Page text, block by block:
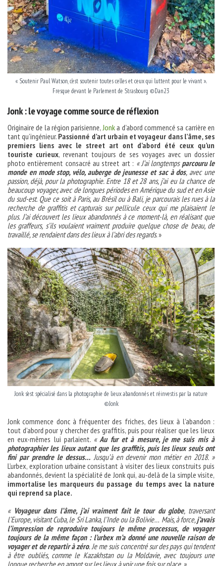
« Soutenir Paul Watson, c’est soutenir toutes celles et ceux qui luttent pour le vivant ».
Fresque devant le Parlement de Strasbourg ©Dan23
Jonk : le voyage comme source de réflexion
Originaire de la région parisienne, Jonka d’abord commencé sa carrière en
tant qu’ingénieur. Passionné d’art urbain et voyageur dans l’âme, ses
premiers liens avec le street art ont d’abord été ceux qu’un
touriste curieux, revenant toujours de ses voyages avec un dossier
photo entièrement consacré au street art : « J’ai longtempsparcouru le
monde en mode stop, vélo, auberge de jeunesse et sac à dos, avec une
passion, déjà, pour la photographie. Entre 18 et 28 ans, j’ai eu la chance de
beaucoup voyager, avec de longues périodes en Amérique du sud et en Asie
du sud-est. Que ce soit à Paris, au Brésil ou à Bali, je parcourais les rues à la
recherche de graffitis et capturais sur pellicule ceux qui me plaisaient le
plus. J’ai découvert les lieux abandonnés à ce moment-là, en réalisant que
les graffeurs, s’ils voulaient vraiment produire quelque chose de beau, de
travaillé, se rendaient dans des lieux à l’abri des regards. »
Jonk s’est spécialisé dans la photographie de lieux abandonnés et réinvestis par la nature
©Jonk
Jonk commence donc à fréquenter des friches, des lieux à l’abandon :
tout d’abord pour y chercher des graffitis, puis pour réaliser que les lieux
en eux-mêmes lui parlaient. «Au fur et à mesure, je me suis mis à
photographier les lieux autant que les graffitis, puis les lieux seuls ont
fini par prendre le dessus…Jusqu’à en devenir mon métier en 2018. »
L’urbex, exploration urbaine consistant à visiter des lieux construits puis
abandonnés, devient la spécialité de Jonk qui, au-delà de la simple visite,
immortalise les marqueurs du passage du temps avec la nature
qui reprend sa place.
« Voyageur dans l’âme, j’ai vraiment fait le tour du globe, traversant
l’Europe, visitant Cuba, le Sri Lanka, l’Inde ou la Bolivie… Mais, à force,j’avais
l’impression de reproduire toujours le même processus, de voyager
toujours de la même façon : l’urbex m’a donné une nouvelle raison de
voyager et de repartir à zéro. Je me suis concentré sur des pays qui tendent
à être oubliés, comme le Kazakhstan ou la Moldavie, avec toujours une